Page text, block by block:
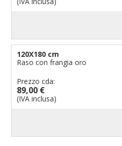
120X180 cm
Raso con frangia oro
Prezzo cda:
89,00 €
(IVA inclusa)